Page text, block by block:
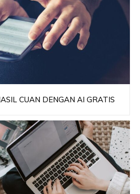
CUAN DENGAN AI GRATIS